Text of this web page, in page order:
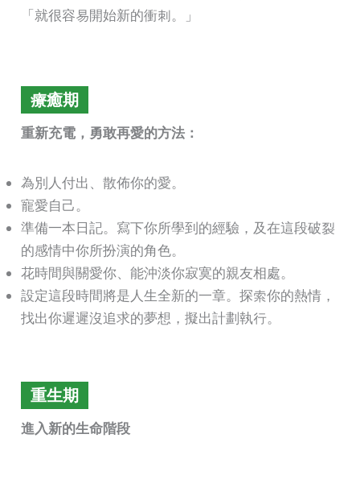
「就很容易開始新的衝刺。」
療癒期
重新充電，勇敢再愛的方法：
為別人付出、散佈你的愛。
寵愛自己。
準備一本日記。寫下你所學到的經驗，及在這段破裂
的感情中你所扮演的角色。
花時間與關愛你、能沖淡你寂寞的親友相處。
設定這段時間將是人生全新的一章。探索你的熱情，
找出你遲遲沒追求的夢想，擬出計劃執行。
重生期
進入新的生命階段